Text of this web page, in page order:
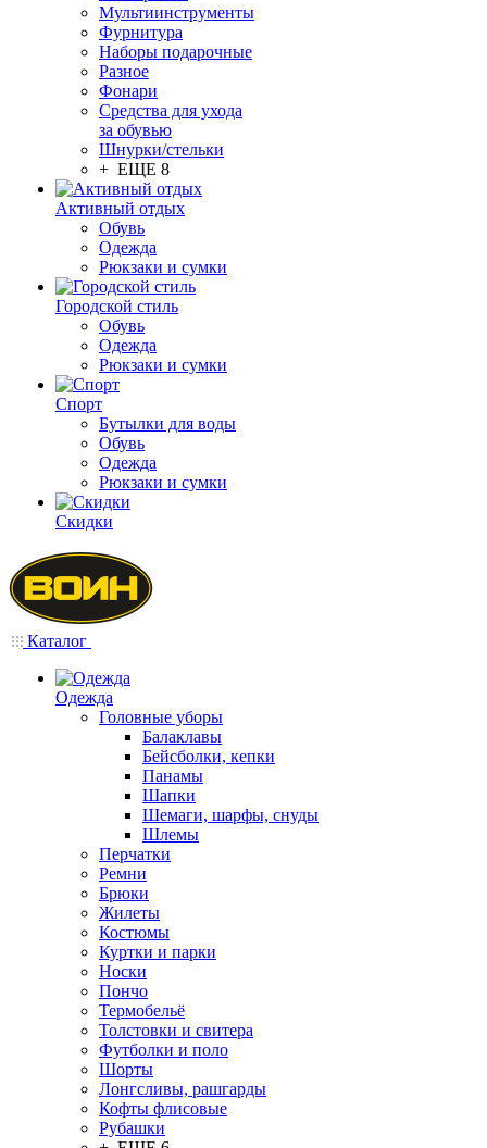
Мультиинструменты
Фурнитура
Наборы подарочные
Разное
Фонари
Средства для ухода
за обувью
Шнурки/стельки
+ ЕЩЕ 8
Активный отдых
Обувь
Одежда
Рюкзаки и сумки
Городской стиль
Обувь
Одежда
Рюкзаки и сумки
Спорт
Бутылки для воды
Обувь
Одежда
Рюкзаки и сумки
Скидки
Каталог
Одежда
Головные уборы
Балаклавы
Бейсболки, кепки
Панамы
Шапки
Шемаги, шарфы, снуды
Шлемы
Перчатки
Ремни
Брюки
Жилеты
Костюмы
Куртки и парки
Носки
Пончо
Термобельё
Толстовки и свитера
Футболки и поло
Шорты
Лонгсливы, рашгарды
Кофты флисовые
Рубашки